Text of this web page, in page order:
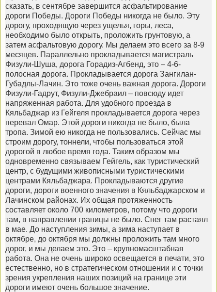
сказать, в сентябре завершится асфальтирование
дороги Победы. Дороги Победы никогда не было. Эту
дорогу, проходящую через ущелья, горы, леса,
необходимо было открыть, проложить грунтовую, а
затем асфальтовую дорогу. Мы делаем это всего за 8-9
месяцев. Параллельно прокладывается магистраль
Физули-Шуша, дорога Горадиз-Агбенд, это – 4-6-
полосная дорога. Прокладывается дорога Зангилан-
Губадлы-Лачин. Это тоже очень важная дорога. Дороги
Физули-Гадрут, Физули-Джебраил – повсюду идет
напряженная работа. Для удобного проезда в
Кяльбаджар из Гейгеля прокладывается дорога через
перевал Омар. Этой дороги никогда не было, была
тропа. Зимой ею никогда не пользовались. Сейчас мы
строим дорогу, тоннели, чтобы пользоваться этой
дорогой в любое время года. Таким образом мы
одновременно связываем Гейгель, как туристический
центр, с будущими живописными туристическими
центрами Кяльбаджара. Прокладываются другие
дороги, дороги военного значения в Кяльбаджарском и
Лачинском районах. Их общая протяженность
составляет около 700 километров, потому что дороги
там, в направлении границы не было. Снег там растаял
в мае. До наступления зимы, а зима наступает в
октябре, до октября мы должны проложить там много
дорог, и мы делаем это. Это – крупномасштабная
работа. Она не очень широко освещается в печати, это
естественно, но в стратегическом отношении и с точки
зрения укрепления наших позиций на границе эти
дороги имеют очень большое значение.